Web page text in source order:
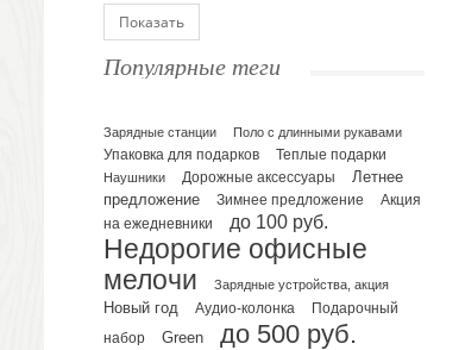
Датированные ежедневники
Планинги и телефонные книжки
Планинги датированные
Планинги недатированные
Телефонные книжки
Еженедельники
Органайзер на ежедневник
Сумки и Рюкзаки
Сумки для планшетов и ноутбуков
Показать
Популярные теги
Зарядные станции Поло с длинными рукавами
Упаковка для подарков
Теплые подарки
Наушники
Дорожные аксессуары
Летнее
предложение
Зимнее предложение
Акция
на ежедневники
до 100 руб.
Недорогие офисные
мелочи
Зарядные устройства, акция
Новый год Аудио-колонка
Подарочный
набор
Green до 500 руб.